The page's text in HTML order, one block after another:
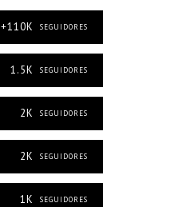
+110K SEGUIDORES
1.5K SEGUIDORES
2K SEGUIDORES
2K SEGUIDORES
1K SEGUIDORES